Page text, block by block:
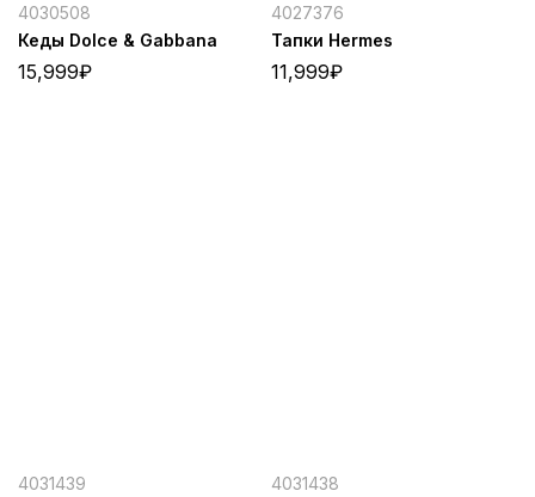
4030508
Кеды Dolce & Gabbana
15,999₽
4027376
Тапки Hermes
11,999₽
4031439
4031438